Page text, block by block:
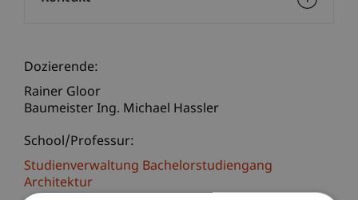
Dozierende:
Rainer Gloor
Baumeister Ing. Michael Hassler
School/Professur:
Studienverwaltung Bachelorstudiengang
Architektur